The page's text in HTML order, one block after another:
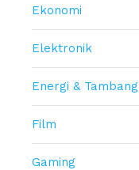
Ekonomi
Elektronik
Energi & Tambang
Film
Gaming